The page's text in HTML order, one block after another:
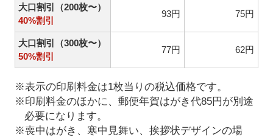
大口割引（200枚〜）
40%割引
93円 75円
大口割引（300枚〜）
50%割引
77円 62円
※表示の印刷料金は1枚当りの税込価格です。
※印刷料金のほかに、郵便年賀はがき代85円が別途
必要になります。
※喪中はがき、寒中見舞い、挨拶状デザインの場